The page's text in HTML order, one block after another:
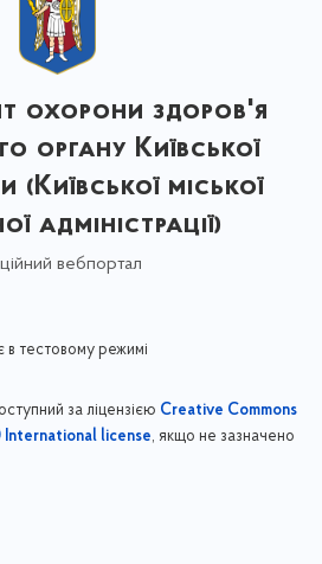
охорони здоров'я
органу Київської
(Київської міської
адміністрації)
вебпортал
в тестовому режимі
за ліцензією Creative Commons
license, якщо не зазначено